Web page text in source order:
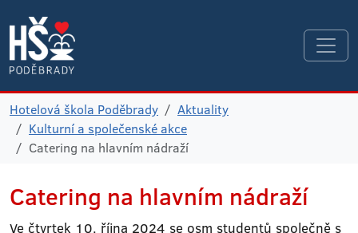
Hotelová škola Poděbrady
Aktuality
Kulturní a společenské akce
Catering na hlavním nádraží
Catering na hlavním nádraží
Ve čtvrtek 10. října 2024 se osm studentů společně s